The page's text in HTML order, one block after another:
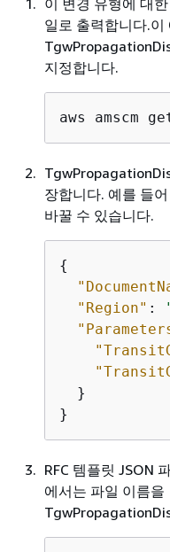
일로 출력합니다.이
지정합니다.
aws amscm
장합니다. 예를 들
바꿀 수 있습니다.
{
"Region" :
  }
}
RFC 템플릿 JSON
에서는 파일 이름을